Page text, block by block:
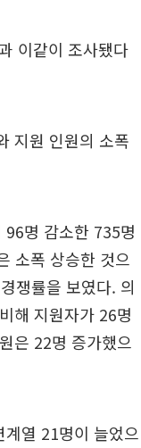
이같이 조사됐다
지원 인원의 소폭
명 감소한 735명
소폭 상승한 것으
쟁률을 보였다. 의
해 지원자가 26명
은 22명 증가했으
열 21명이 늘었으